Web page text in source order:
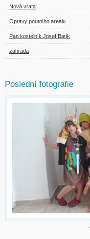
Nová vrata
Opravy poutního areálu
Pan kostelník Josef Batík
zahrada
Poslední fotografie